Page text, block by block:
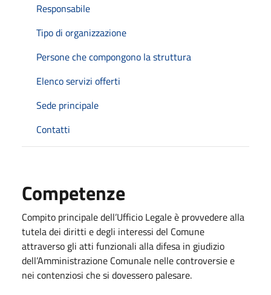
Responsabile
Tipo di organizzazione
Persone che compongono la struttura
Elenco servizi offerti
Sede principale
Contatti
Competenze
Compito principale dell’Ufficio Legale è provvedere alla
tutela dei diritti e degli interessi del Comune
attraverso gli atti funzionali alla difesa in giudizio
dell’Amministrazione Comunale nelle controversie e
nei contenziosi che si dovessero palesare.